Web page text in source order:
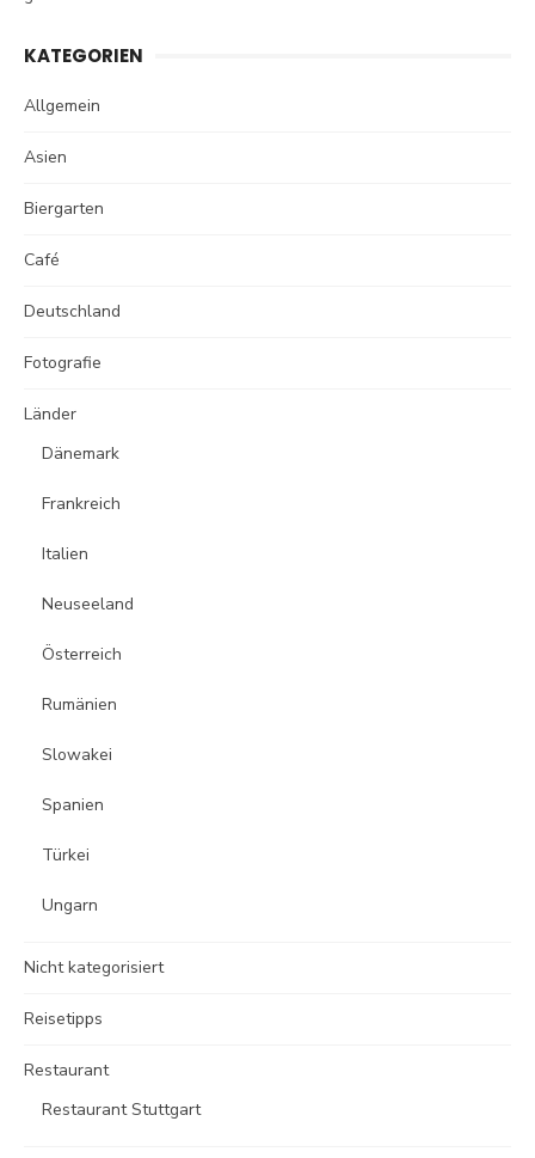
KATEGORIEN
Allgemein
Asien
Biergarten
Café
Deutschland
Fotografie
Länder
Dänemark
Frankreich
Italien
Neuseeland
Österreich
Rumänien
Slowakei
Spanien
Türkei
Ungarn
Nicht kategorisiert
Reisetipps
Restaurant
Restaurant Stuttgart